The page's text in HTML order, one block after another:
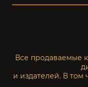
Все продаваемые
и издателей. В том